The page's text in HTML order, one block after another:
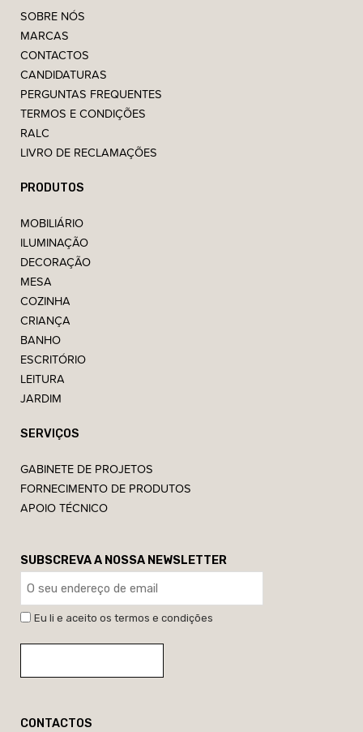
SOBRE NÓS
MARCAS
CONTACTOS
CANDIDATURAS
PERGUNTAS FREQUENTES
TERMOS E CONDIÇÕES
RALC
LIVRO DE RECLAMAÇÕES
PRODUTOS
MOBILIÁRIO
ILUMINAÇÃO
DECORAÇÃO
MESA
COZINHA
CRIANÇA
BANHO
ESCRITÓRIO
LEITURA
JARDIM
SERVIÇOS
GABINETE DE PROJETOS
FORNECIMENTO DE PRODUTOS
APOIO TÉCNICO
SUBSCREVA A NOSSA NEWSLETTER
Eu li e aceito os termos e condições
CONTACTOS